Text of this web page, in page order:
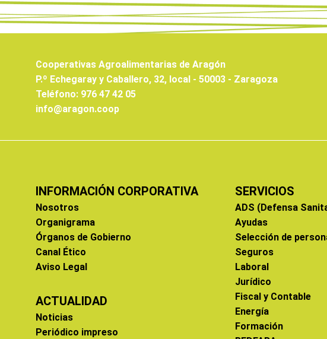
Cooperativas Agroalimentarias de Aragón
P.º Echegaray y Caballero, 32, local - 50003 - Zaragoza
Teléfono: 976 47 42 05
info@aragon.coop
INFORMACIÓN CORPORATIVA
Nosotros
Organigrama
Órganos de Gobierno
Canal Ético
Aviso Legal
ACTUALIDAD
Noticias
Periódico impreso
SERVICIOS
ADS (Defensa
Ayudas
Selección de
Seguros
Laboral
Jurídico
Fiscal y Contable
Energía
Formación